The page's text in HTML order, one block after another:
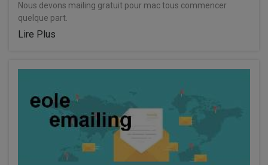
Nous devons mailing gratuit pour mac tous commencer
quelque part.
Lire Plus